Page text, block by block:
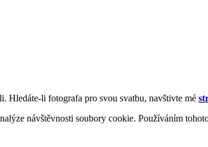
Hledáte-li fotografa pro svou svatbu, navštivte mé
návštěvnosti soubory cookie. Používáním